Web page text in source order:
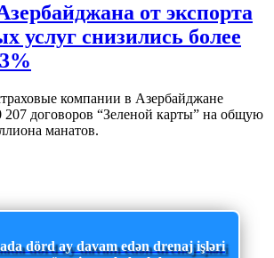
от экспорта
услуг снизились более
компании в Азербайджане
207 договоров “Зеленой карты” на общую
манатов.
dörd ay davam edən drenaj işləri